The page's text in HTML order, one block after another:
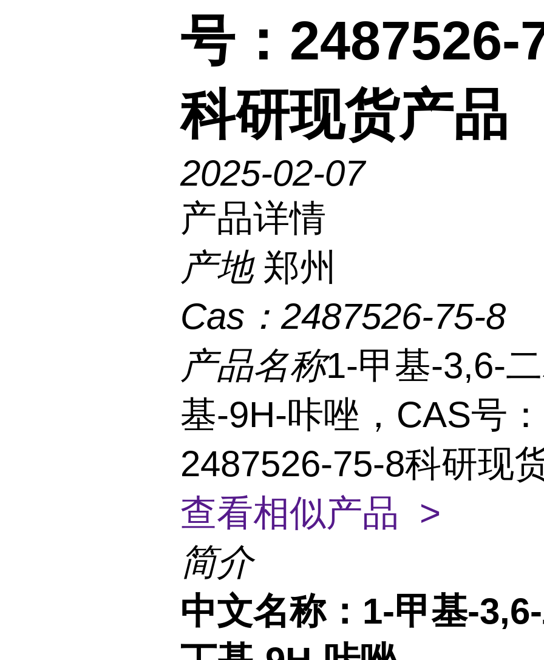
号：2487526-
科研现货产品
2025-02-07
产品详情
产地 郑州
Cas： 2487526-75-8
产品名称1-甲基-3,6-
基-9H-咔唑，CAS号：
2487526-75-8科研现
查看相似产品 >
简介
中文名称： 1-甲基-